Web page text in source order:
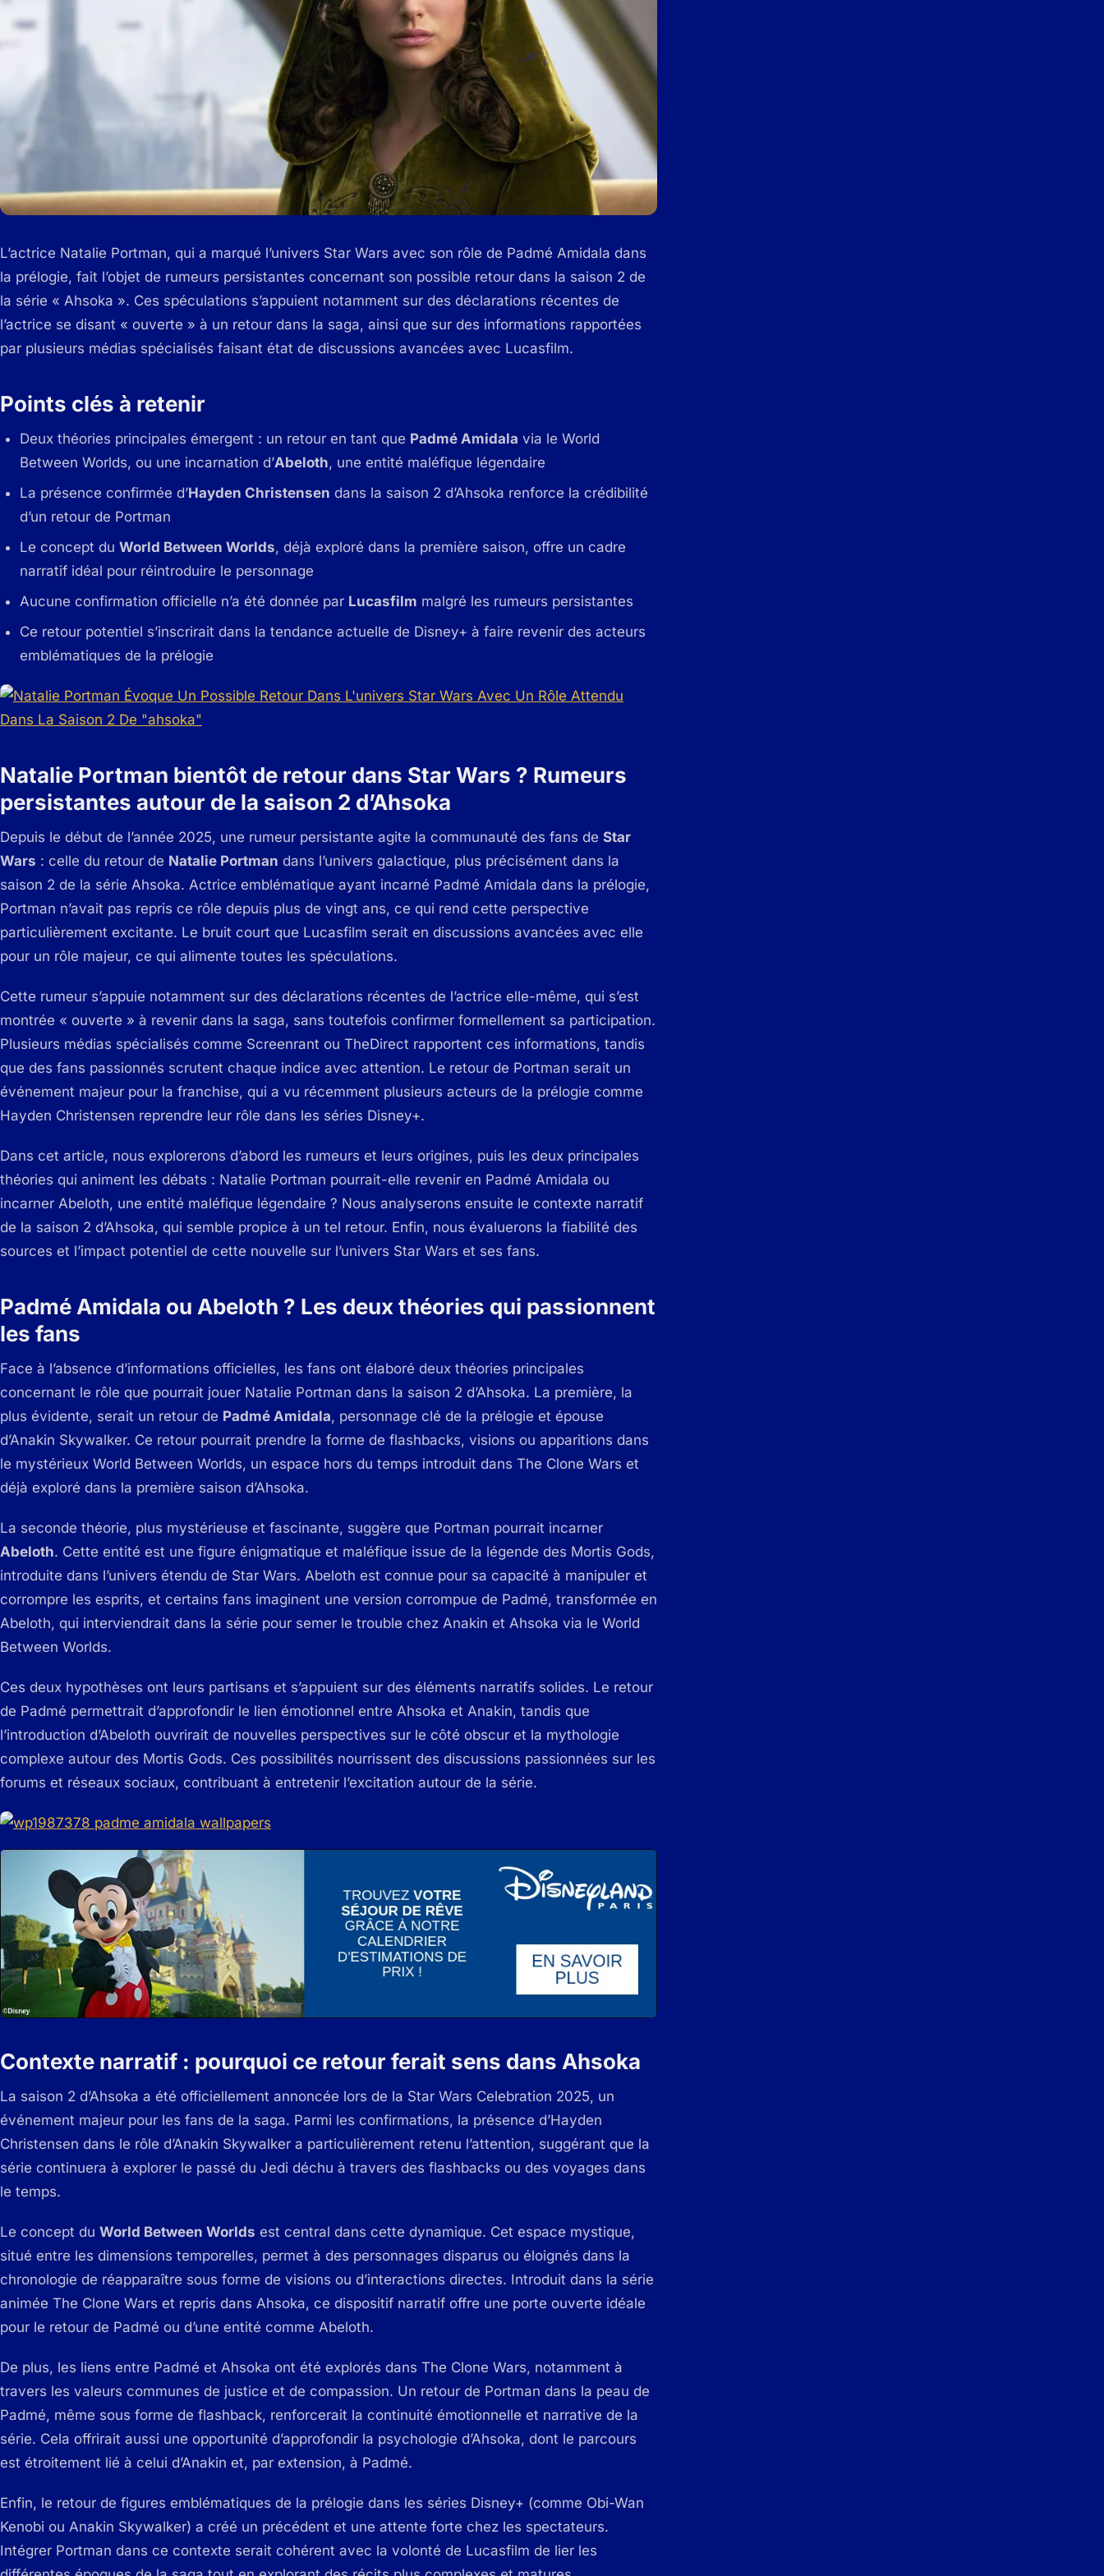
L’actrice Natalie Portman, qui a marqué l’univers Star Wars avec son rôle de Padmé Amidala dans
la prélogie, fait l’objet de rumeurs persistantes concernant son possible retour dans la saison 2 de
la série « Ahsoka ». Ces spéculations s’appuient notamment sur des déclarations récentes de
l’actrice se disant « ouverte » à un retour dans la saga, ainsi que sur des informations rapportées
par plusieurs médias spécialisés faisant état de discussions avancées avec Lucasfilm.
Points clés à retenir
Deux théories principales émergent : un retour en tant que Padmé Amidala via le World
Between Worlds, ou une incarnation d’Abeloth, une entité maléfique légendaire
La présence confirmée d’Hayden Christensen dans la saison 2 d’Ahsoka renforce la crédibilité
d’un retour de Portman
Le concept du World Between Worlds, déjà exploré dans la première saison, offre un cadre
narratif idéal pour réintroduire le personnage
Aucune confirmation officielle n’a été donnée par Lucasfilm malgré les rumeurs persistantes
Ce retour potentiel s’inscrirait dans la tendance actuelle de Disney+ à faire revenir des acteurs
emblématiques de la prélogie
Natalie Portman bientôt de retour dans Star Wars ? Rumeurs
persistantes autour de la saison 2 d’Ahsoka
Depuis le début de l’année 2025, une rumeur persistante agite la communauté des fans de Star
Wars : celle du retour de Natalie Portman dans l’univers galactique, plus précisément dans la
saison 2 de la série Ahsoka. Actrice emblématique ayant incarné Padmé Amidala dans la prélogie,
Portman n’avait pas repris ce rôle depuis plus de vingt ans, ce qui rend cette perspective
particulièrement excitante. Le bruit court que Lucasfilm serait en discussions avancées avec elle
pour un rôle majeur, ce qui alimente toutes les spéculations.
Cette rumeur s’appuie notamment sur des déclarations récentes de l’actrice elle-même, qui s’est
montrée « ouverte » à revenir dans la saga, sans toutefois confirmer formellement sa participation.
Plusieurs médias spécialisés comme Screenrant ou TheDirect rapportent ces informations, tandis
que des fans passionnés scrutent chaque indice avec attention. Le retour de Portman serait un
événement majeur pour la franchise, qui a vu récemment plusieurs acteurs de la prélogie comme
Hayden Christensen reprendre leur rôle dans les séries Disney+.
Dans cet article, nous explorerons d’abord les rumeurs et leurs origines, puis les deux principales
théories qui animent les débats : Natalie Portman pourrait-elle revenir en Padmé Amidala ou
incarner Abeloth, une entité maléfique légendaire ? Nous analyserons ensuite le contexte narratif
de la saison 2 d’Ahsoka, qui semble propice à un tel retour. Enfin, nous évaluerons la fiabilité des
sources et l’impact potentiel de cette nouvelle sur l’univers Star Wars et ses fans.
Padmé Amidala ou Abeloth ? Les deux théories qui passionnent
les fans
Face à l’absence d’informations officielles, les fans ont élaboré deux théories principales
concernant le rôle que pourrait jouer Natalie Portman dans la saison 2 d’Ahsoka. La première, la
plus évidente, serait un retour de Padmé Amidala, personnage clé de la prélogie et épouse
d’Anakin Skywalker. Ce retour pourrait prendre la forme de flashbacks, visions ou apparitions dans
le mystérieux World Between Worlds, un espace hors du temps introduit dans The Clone Wars et
déjà exploré dans la première saison d’Ahsoka.
La seconde théorie, plus mystérieuse et fascinante, suggère que Portman pourrait incarner
Abeloth. Cette entité est une figure énigmatique et maléfique issue de la légende des Mortis Gods,
introduite dans l’univers étendu de Star Wars. Abeloth est connue pour sa capacité à manipuler et
corrompre les esprits, et certains fans imaginent une version corrompue de Padmé, transformée en
Abeloth, qui interviendrait dans la série pour semer le trouble chez Anakin et Ahsoka via le World
Between Worlds.
Ces deux hypothèses ont leurs partisans et s’appuient sur des éléments narratifs solides. Le retour
de Padmé permettrait d’approfondir le lien émotionnel entre Ahsoka et Anakin, tandis que
l’introduction d’Abeloth ouvrirait de nouvelles perspectives sur le côté obscur et la mythologie
complexe autour des Mortis Gods. Ces possibilités nourrissent des discussions passionnées sur les
forums et réseaux sociaux, contribuant à entretenir l’excitation autour de la série.
Contexte narratif : pourquoi ce retour ferait sens dans Ahsoka
La saison 2 d’Ahsoka a été officiellement annoncée lors de la Star Wars Celebration 2025, un
événement majeur pour les fans de la saga. Parmi les confirmations, la présence d’Hayden
Christensen dans le rôle d’Anakin Skywalker a particulièrement retenu l’attention, suggérant que la
série continuera à explorer le passé du Jedi déchu à travers des flashbacks ou des voyages dans
le temps.
Le concept du World Between Worlds est central dans cette dynamique. Cet espace mystique,
situé entre les dimensions temporelles, permet à des personnages disparus ou éloignés dans la
chronologie de réapparaître sous forme de visions ou d’interactions directes. Introduit dans la série
animée The Clone Wars et repris dans Ahsoka, ce dispositif narratif offre une porte ouverte idéale
pour le retour de Padmé ou d’une entité comme Abeloth.
De plus, les liens entre Padmé et Ahsoka ont été explorés dans The Clone Wars, notamment à
travers les valeurs communes de justice et de compassion. Un retour de Portman dans la peau de
Padmé, même sous forme de flashback, renforcerait la continuité émotionnelle et narrative de la
série. Cela offrirait aussi une opportunité d’approfondir la psychologie d’Ahsoka, dont le parcours
est étroitement lié à celui d’Anakin et, par extension, à Padmé.
Enfin, le retour de figures emblématiques de la prélogie dans les séries Disney+ (comme Obi-Wan
Kenobi ou Anakin Skywalker) a créé un précédent et une attente forte chez les spectateurs.
Intégrer Portman dans ce contexte serait cohérent avec la volonté de Lucasfilm de lier les